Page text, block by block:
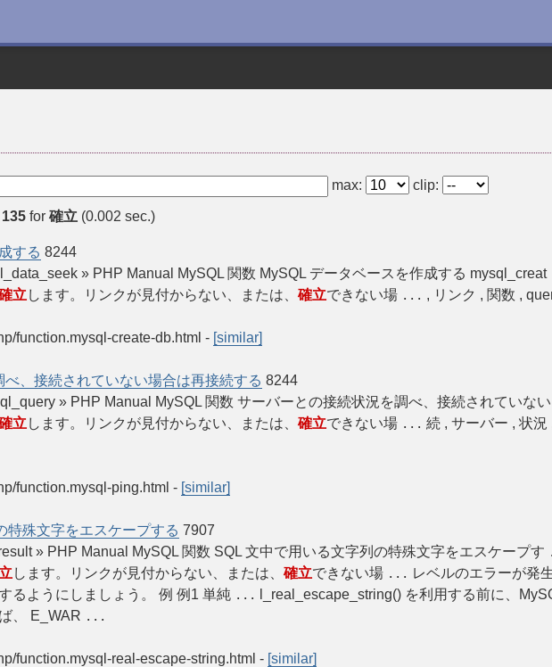
max: clip:
135 for 確立 (0.002 sec.)
する 8244
» PHP Manual MySQL 関数 MySQL データベースを作成する mysql_creat
立 します。リンクが見付からない、または、 確立できない場 ... , リンク , 関数 ,
function.mysql-create-db.html - [similar]
、接続されていない場合は再接続する 8244
» PHP Manual MySQL 関数 サーバーとの接続状況を調べ、接続されていない
立 します。リンクが見付からない、または、 確立できない場 ... 続 , サーバー , 状
function.mysql-ping.html - [similar]
特殊文字をエスケープする 7907
» PHP Manual MySQL 関数 SQL 文中で用いる文字列の特殊文字をエスケープす
します。リンクが見付からない、または、 確立できない場 ... レベルのエラーが発
るようにしましょう。 例 例1 単純 ... l_real_escape_string() を利用する前に、
、 E_WAR ...
function.mysql-real-escape-string.html - [similar]